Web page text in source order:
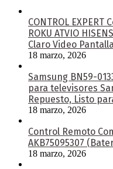
CONTROL
ROKU ATVIO
Claro Video
18 marzo, 2026
Samsung BN59-
para televisores
Repuesto, Listo
18 marzo, 2026
Control Remoto
AKB75095307
18 marzo, 2026